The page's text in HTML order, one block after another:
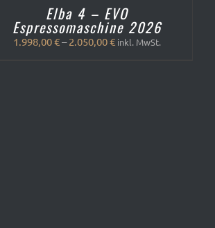
Elba 4 – EVO
Espressomaschine 2026
1.998,00€–2.050,00€ inkl. MwSt.